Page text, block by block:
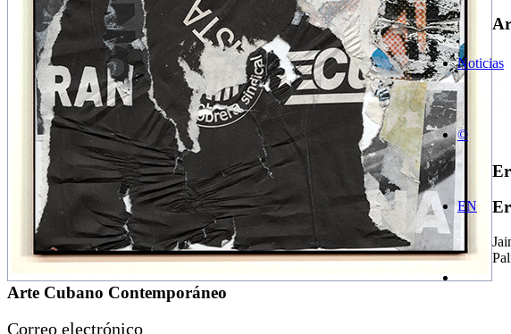
Noticias
©
EN
Arte Cubano Contemporáneo
Correo electrónico